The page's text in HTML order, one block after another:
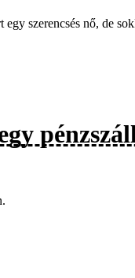
szerencsés nő, de